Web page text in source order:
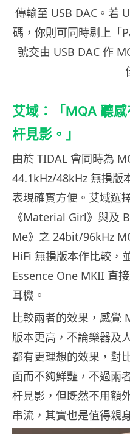
傳輸至 USB DAC。若
碼，你則可同時剔上「
號交由 USB DAC 作
艾域：「MQA 聽
杆見影。」
由於 TIDAL 會同時為
44.1kHz/48kHz 無損版
表現確實方便。艾域選
《Material Girl》與及
Me》之 24bit/96kHz
HiFi 無損版本作比較，
Essence One MKII 直
耳機。
比較兩者的效果，感覺
版本更高，不論樂器及
都有更理想的效果，對
面而不夠鮮豔，不過兩
杆見影，但既然不用額
串流，其實也是值得親